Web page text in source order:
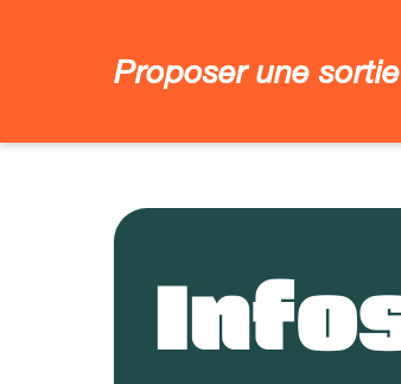
Proposer une sortie